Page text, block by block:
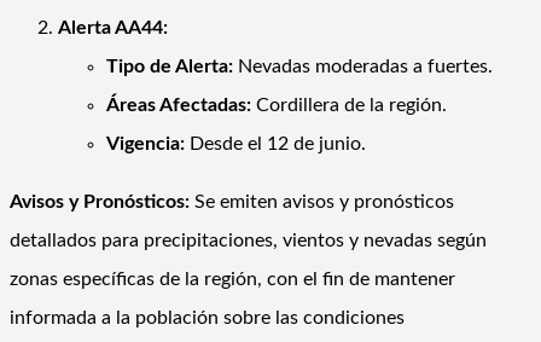
Alerta AA44:
Tipo de Alerta: Nevadas moderadas a fuertes.
Áreas Afectadas: Cordillera de la región.
Vigencia: Desde el 12 de junio.
Avisos y Pronósticos: Se emiten avisos y pronósticos
detallados para precipitaciones, vientos y nevadas según
zonas específicas de la región, con el fin de mantener
informada a la población sobre las condiciones